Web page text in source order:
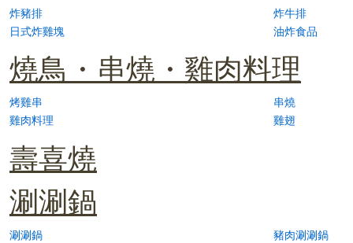
炸豬排
炸牛排
日式炸雞塊
油炸食品
燒鳥・串燒・雞肉料理
烤雞串
串燒
雞肉料理
雞翅
壽喜燒
涮涮鍋
涮涮鍋 豬肉涮涮鍋